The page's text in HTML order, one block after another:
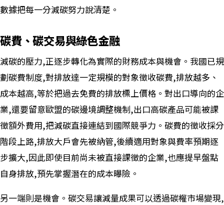
數據把每一分減碳努力說清楚。
碳費、碳交易與綠色金融
減碳的壓力,正逐步轉化為實際的財務成本與機會。我國已規
劃碳費制度,對排放達一定規模的對象徵收碳費,排放越多、
成本越高,等於把過去免費的排放標上價格。對出口導向的企
業,還要留意歐盟的碳邊境調整機制,出口高碳產品可能被課
徵額外費用,把減碳直接連結到國際競爭力。碳費的徵收採分
階段上路,排放大戶會先被納管,後續適用對象與費率預期逐
步擴大,因此即使目前尚未被直接課徵的企業,也應提早盤點
自身排放,預先掌握潛在的成本曝險。
另一端則是機會。碳交易讓減量成果可以透過碳權市場變現,